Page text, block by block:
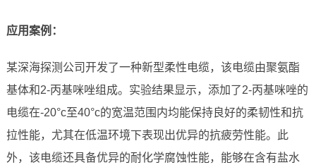
应用案例：
某深海探测公司开发了一种新型柔性电缆，该电缆由聚氨酯
基体和2-丙基咪唑组成。实验结果显示，添加了2-丙基咪唑的
电缆在-20°c至40°c的宽温范围内均能保持良好的柔韧性和抗
拉性能，尤其在低温环境下表现出优异的抗疲劳性能。此
外，该电缆还具备优异的耐化学腐蚀性能，能够在含有盐水